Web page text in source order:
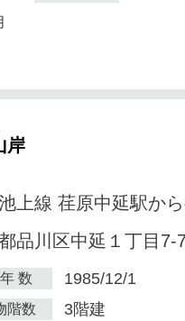
岸
上線 荏原中延駅か
品川区中延１丁目7-
数 1985/12/1
階数 3階建